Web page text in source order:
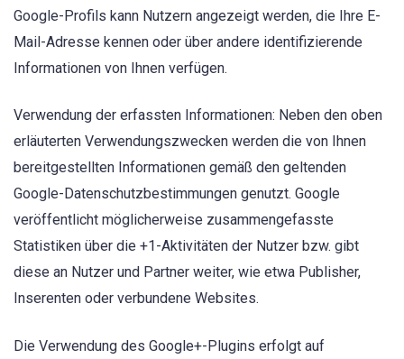
Google-Profils kann Nutzern angezeigt werden, die Ihre E-
Mail-Adresse kennen oder über andere identifizierende
Informationen von Ihnen verfügen.
Verwendung der erfassten Informationen: Neben den oben
erläuterten Verwendungszwecken werden die von Ihnen
bereitgestellten Informationen gemäß den geltenden
Google-Datenschutzbestimmungen genutzt. Google
veröffentlicht möglicherweise zusammengefasste
Statistiken über die +1-Aktivitäten der Nutzer bzw. gibt
diese an Nutzer und Partner weiter, wie etwa Publisher,
Inserenten oder verbundene Websites.
Die Verwendung des Google+-Plugins erfolgt auf